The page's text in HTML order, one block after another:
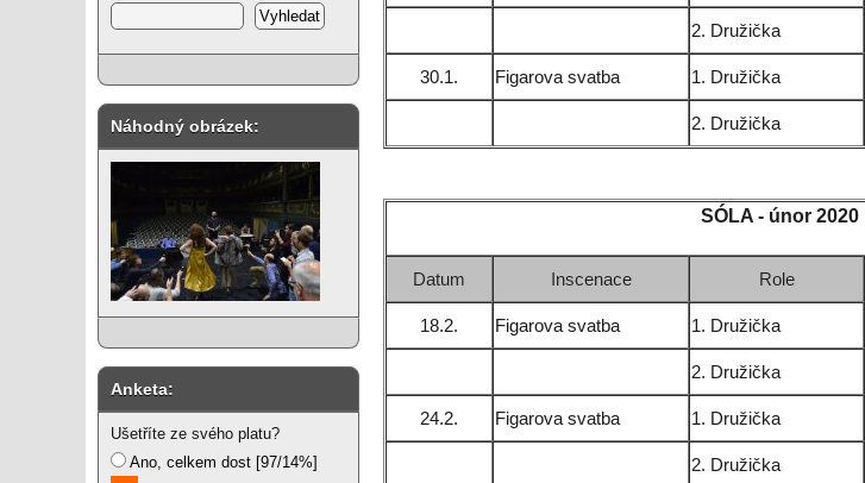
Náhodný obrázek:
Anketa:
Ušetříte ze svého platu?
Ano, celkem dost [97/14%]
2. Družička
30.1. Figarova svatba 1. Družička
2. Družička
SÓLA - únor 2020
Datum Inscenace Role
18.2. Figarova svatba 1. Družička
2. Družička
24.2. Figarova svatba 1. Družička
2. Družička